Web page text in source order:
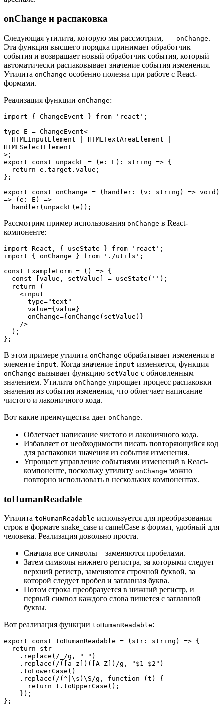
onChange и распаковка
Следующая утилита, которую мы рассмотрим, — onChange.
Эта функция высшего порядка принимает обработчик
события и возвращает новый обработчик события, который
автоматически распаковывает значение события изменения.
Утилита onChange особенно полезна при работе с React-
формами.
Реализация функции onChange:
import { ChangeEvent } from 'react';
type E = ChangeEvent<
HTMLSelectElement
>;
export const unpackE = (e: E): string => {
  return e.target.value;
};
export const onChange = (handler: (v: string) => void)
=> (e: E) =>
  handler(unpackE(e));
Рассмотрим пример использования onChange в React-
компоненте:
import React, { useState } from 'react';
import { onChange } from './utils';
const ExampleForm = () => {
  const [value, setValue] = useState('');
  return (
    <input
      type="text"
      value={value}
      onChange={onChange(setValue)}
    />
  );
};
В этом примере утилита onChange обрабатывает изменения в
элементе input. Когда значение input изменяется, функция
onChange вызывает функцию setValue с обновленным
значением. Утилита onChange упрощает процесс распаковки
значения из события изменения, что облегчает написание
чистого и лаконичного кода.
Вот какие преимущества дает onChange.
Облегчает написание чистого и лаконичного кода.
Избавляет от необходимости писать повторяющийся код
для распаковки значения из события изменения.
Упрощает управление событиями изменений в React-
компоненте, поскольку утилиту onChange можно
повторно использовать в нескольких компонентах.
toHumanReadable
Утилита toHumanReadable используется для преобразования
строк в формате snake_case и camelCase в формат, удобный для
человека. Реализация довольно проста.
Сначала все символы
заменяются пробелами.
Затем символы нижнего регистра, за которыми следует
верхний регистр, заменяются строчной буквой, за
которой следует пробел и заглавная буква.
Потом строка преобразуется в нижний регистр, и
первый символ каждого слова пишется с заглавной
буквы.
Вот реализация функции toHumanReadable:
export const toHumanReadable = (str: string) => {
  return str
    .replace(/_/g, " ")
    .replace(/([a-z])([A-Z])/g, "$1 $2")
    .toLowerCase()
    .replace(/(^|\s)\S/g, function (t) {
      return t.toUpperCase();
    });
};